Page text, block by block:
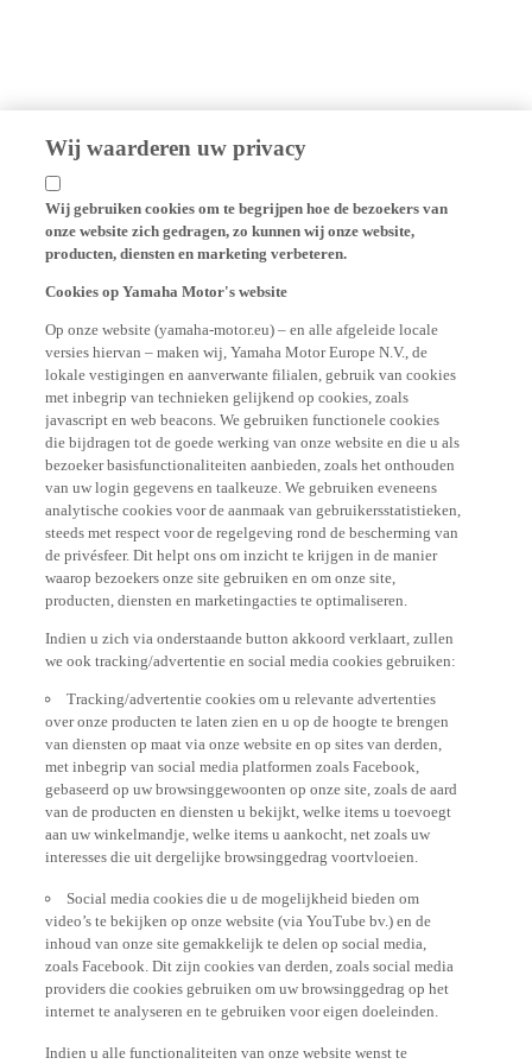
Wij waarderen uw privacy
Wij gebruiken cookies om te begrijpen hoe de bezoekers van
onze website zich gedragen, zo kunnen wij onze website,
producten, diensten en marketing verbeteren.
Cookies op Yamaha Motor's website
Op onze website (yamaha-motor.eu) – en alle afgeleide locale
versies hiervan – maken wij, Yamaha Motor Europe N.V., de
lokale vestigingen en aanverwante filialen, gebruik van cookies
met inbegrip van technieken gelijkend op cookies, zoals
javascript en web beacons. We gebruiken functionele cookies
die bijdragen tot de goede werking van onze website en die u als
bezoeker basisfunctionaliteiten aanbieden, zoals het onthouden
van uw login gegevens en taalkeuze. We gebruiken eveneens
analytische cookies voor de aanmaak van gebruikersstatistieken,
steeds met respect voor de regelgeving rond de bescherming van
de privésfeer. Dit helpt ons om inzicht te krijgen in de manier
waarop bezoekers onze site gebruiken en om onze site,
producten, diensten en marketingacties te optimaliseren.
Indien u zich via onderstaande button akkoord verklaart, zullen
we ook tracking/advertentie en social media cookies gebruiken:
Tracking/advertentie cookies om u relevante advertenties
over onze producten te laten zien en u op de hoogte te brengen
van diensten op maat via onze website en op sites van derden,
met inbegrip van social media platformen zoals Facebook,
gebaseerd op uw browsinggewoonten op onze site, zoals de aard
van de producten en diensten u bekijkt, welke items u toevoegt
aan uw winkelmandje, welke items u aankocht, net zoals uw
interesses die uit dergelijke browsinggedrag voortvloeien.
Social media cookies die u de mogelijkheid bieden om
video’s te bekijken op onze website (via YouTube bv.) en de
inhoud van onze site gemakkelijk te delen op social media,
zoals Facebook. Dit zijn cookies van derden, zoals social media
providers die cookies gebruiken om uw browsinggedrag op het
internet te analyseren en te gebruiken voor eigen doeleinden.
Indien u alle functionaliteiten van onze website wenst te